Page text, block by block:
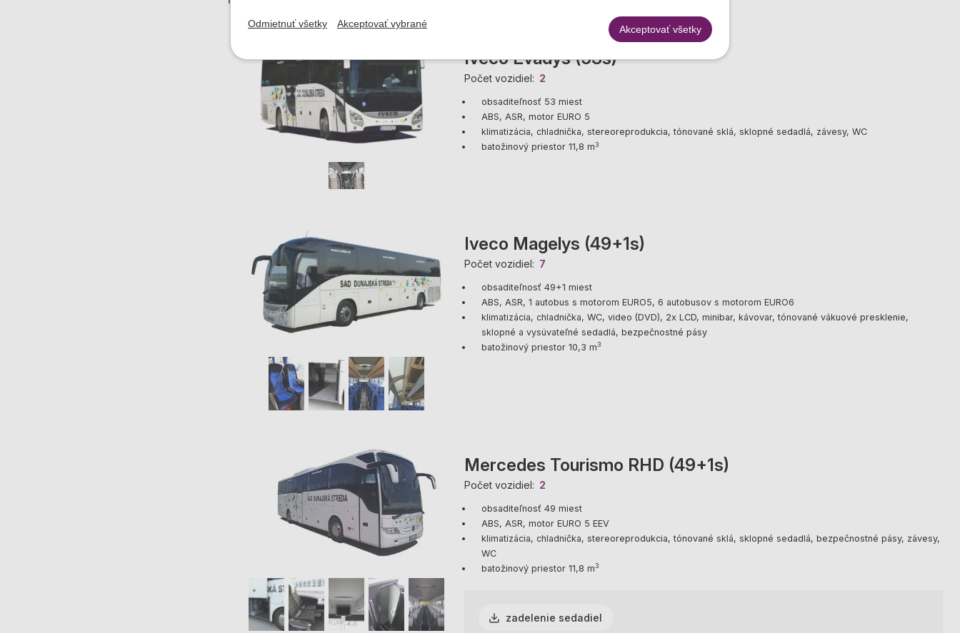
Iveco Evadys (53s)
Počet vozidiel 2
obsaditeľnosť 53 miest
ABS, ASR, motor EURO 5
klimatizácia, chladnička, stereoreprodukcia, tónované sklá, sklopné sedadlá, závesy, WC
batožinový priestor 11,8 m3
Iveco Magelys (49+1s)
Počet vozidiel 7
obsaditeľnosť 49+1 miest
ABS, ASR, 1 autobus s motorom EURO5, 6 autobusov s motorom EURO6
klimatizácia, chladnička, WC, video (DVD), 2x LCD, minibar, kávovar, tónované vákuové presklenie,
sklopné a vysúvateľné sedadlá, bezpečnostné pásy
batožinový priestor 10,3 m3
Mercedes Tourismo RHD (49+1s)
Počet vozidiel 2
obsaditeľnosť 49 miest
ABS, ASR, motor EURO 5 EEV
klimatizácia, chladnička, stereoreprodukcia, tónované sklá, sklopné sedadlá, bezpečnostné pásy, závesy,
WC
batožinový priestor 11,8 m3
zadelenie sedadiel
Odmietnuť všetky Akceptovať vybrané Akceptovať všetky